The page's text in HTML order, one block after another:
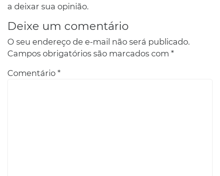
a deixar sua opinião.
Deixe um comentário
O seu endereço de e-mail não será publicado.
Campos obrigatórios são marcados com *
Comentário *